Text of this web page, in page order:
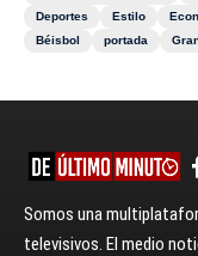
Deportes
Estilo
Béisbol
portada
Somos una
televisivos. El medio